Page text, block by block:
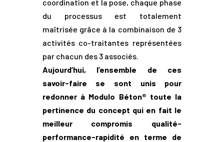
coordination et la pose, chaque phase
du processus est totalement
maîtrisée grâce à la combinaison de 3
activités co-traitantes représentées
par chacun des 3 associés.
Aujourd’hui, l’ensemble de ces
savoir-faire se sont unis pour
redonner à Modulo Béton® toute la
pertinence du concept qui en fait le
meilleur compromis qualité-
performance-rapidité en terme de